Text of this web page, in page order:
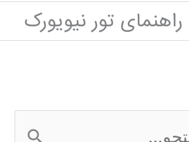
راهنمای تور نیویورک